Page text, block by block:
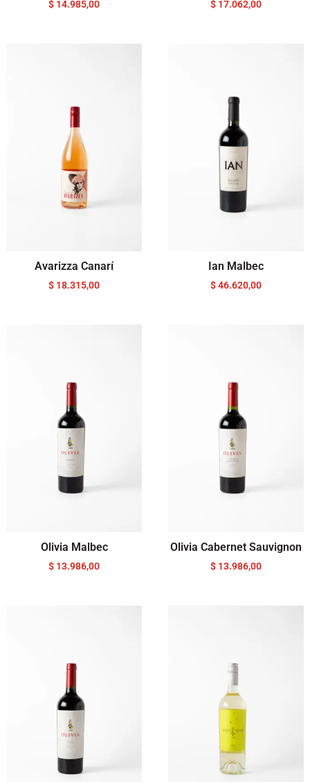
$ 14.985,00 $ 17.062,00
Avarizza Canarí
$ 18.315,00
Ian Malbec
$46.620,00
Olivia Malbec
$ 13.986,00
Olivia Cabernet Sauvignon
$ 13.986,00